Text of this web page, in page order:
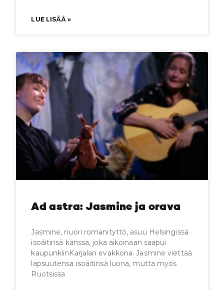
LUE LISÄÄ »
Ad astra: Jasmine ja orava
Jasmine, nuori romanityttö, asuu Helsingissä
isoäitinsä kanssa, joka aikoinaan saapui
kaupunkiinKarjalan evakkona. Jasmine viettää
lapsuutensa isoäitinsä luona, mutta myös
Ruotsissa